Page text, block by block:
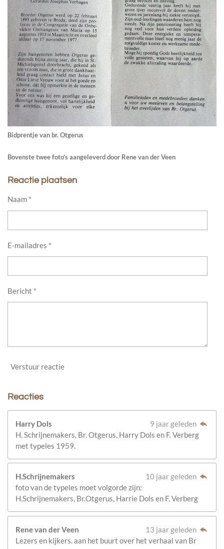
Bidprentje van br. Otgerus
Bovenste twee foto's aangeleverd door Rene van der Veen
Reactie plaatsen
Naam *
E-mailadres *
Bericht *
Verstuur reactie
Reacties
Harry Dols
9 jaar geleden
H. Schrijnemakers, Br. Otgerus, Harry Dols en F. Verberg
met typeles 1959.
H.Schrijnemakers
10 jaar geleden
foto van de typeles moet volgorde zijn:
H.Schrijnemakers, Br.Otgerus, Harrie Dols en F. Verberg
Rene van der Veen
13 jaar geleden
Lezers en kijkers. aan het buurt over het verhaal van Br